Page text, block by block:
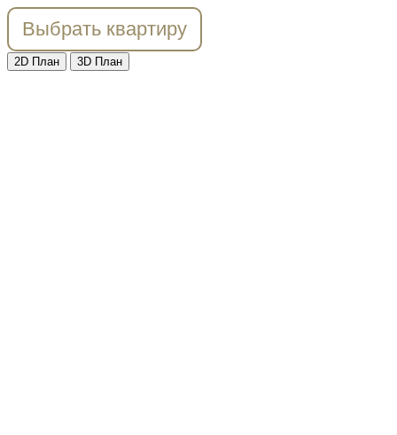
Выбрать квартиру
2D План 3D План